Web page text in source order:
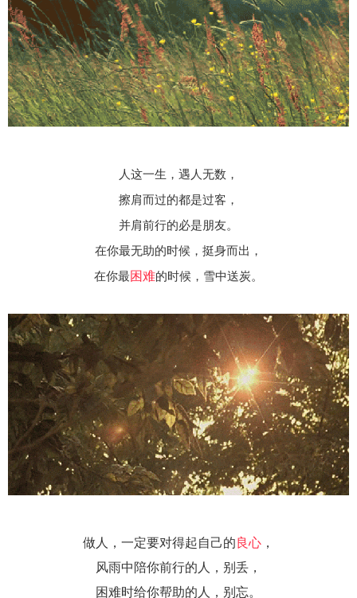
人这一生，遇人无数，
擦肩而过的都是过客，
并肩前行的必是朋友。
在你最无助的时候，挺身而出，
在你最困难的时候，雪中送炭。
做人，一定要对得起自己的良心 ，
风雨中陪你前行的人，别丢，
困难时给你帮助的人，别忘。